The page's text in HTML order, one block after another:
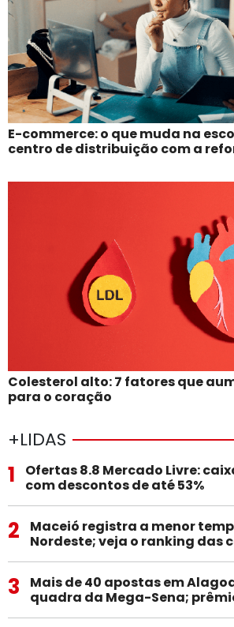
E-commerce: o que muda na
centro de distribuição com a
Colesterol alto: 7 fatores que
para o coração
+LIDAS
1
Ofertas 8.8 Mercado Livre:
com descontos de até 53%
2
Maceió registra a menor
Nordeste; veja o ranking das
3
Mais de 40 apostas em
quadra da Mega-Sena;